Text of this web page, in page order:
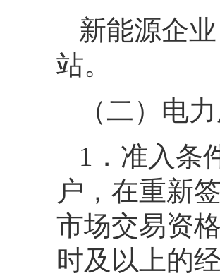
新能源企
站。
（二）电
1．准入条
户，在重新
市场交易资
时及以上的